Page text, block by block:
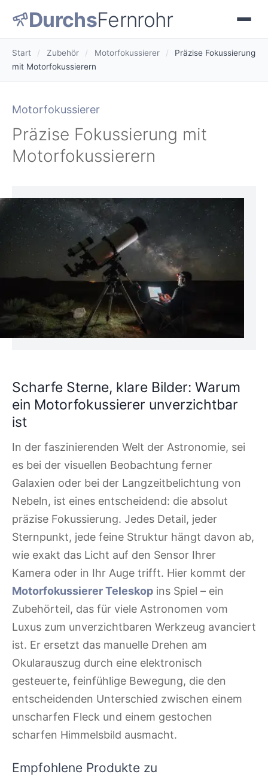
DurchsFernrohr
Start / Zubehör / Motorfokussierer /
Präzise Fokussierung
mit Motorfokussierern
Motorfokussierer
Präzise Fokussierung mit
Motorfokussierern
Scharfe Sterne, klare Bilder: Warum
ein Motorfokussierer unverzichtbar
ist
In der faszinierenden Welt der Astronomie, sei
es bei der visuellen Beobachtung ferner
Galaxien oder bei der Langzeitbelichtung von
Nebeln, ist eines entscheidend: die absolut
präzise Fokussierung. Jedes Detail, jeder
Sternpunkt, jede feine Struktur hängt davon ab,
wie exakt das Licht auf den Sensor Ihrer
Kamera oder in Ihr Auge trifft. Hier kommt der
Motorfokussierer Teleskop ins Spiel – ein
Zubehörteil, das für viele Astronomen vom
Luxus zum unverzichtbaren Werkzeug avanciert
ist. Er ersetzt das manuelle Drehen am
Okularauszug durch eine elektronisch
gesteuerte, feinfühlige Bewegung, die den
entscheidenden Unterschied zwischen einem
unscharfen Fleck und einem gestochen
scharfen Himmelsbild ausmacht.
Empfohlene Produkte zu